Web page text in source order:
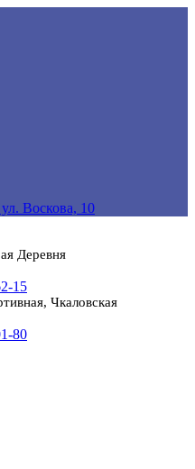
Воскова, 10
Деревня
15
Чкаловская
80